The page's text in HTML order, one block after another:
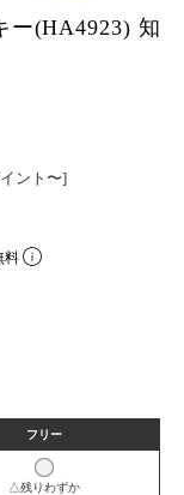
ー(HA4923) 知
ント〜]
料
フリー
△残りわずか